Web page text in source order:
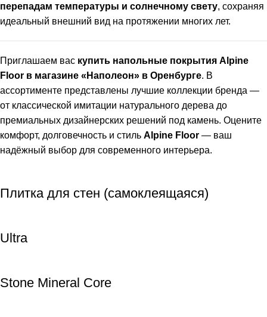
перепадам температуры и солнечному свету, сохраняя
идеальный внешний вид на протяжении многих лет.
Приглашаем вас купить напольные покрытия Alpine
Floor в магазине «Наполеон» в Оренбурге. В
ассортименте представлены лучшие коллекции бренда —
от классической имитации натурального дерева до
премиальных дизайнерских решений под камень. Оцените
комфорт, долговечность и стиль Alpine Floor — ваш
надёжный выбор для современного интерьера.
Плитка для стен (самоклеящаяся)
Ultra
Stone Mineral Core